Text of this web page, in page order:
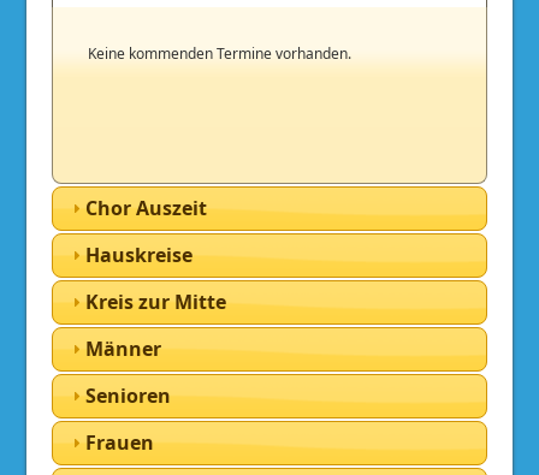
Keine kommenden Termine vorhanden.
Chor Auszeit
Hauskreise
Kreis zur Mitte
Männer
Senioren
Frauen